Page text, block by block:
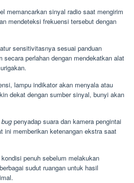
memancarkan sinyal radio saat mengirim
mendeteksi frekuensi tersebut dengan
sensitivitasnya sesuai panduan
secara perlahan dengan mendekatkan alat
lampu indikator akan menyala atau
dekat dengan sumber sinyal, bunyi akan
bug penyadap suara dan kamera pengintai
ini memberikan ketenangan ekstra saat
penuh sebelum melakukan
sudut ruangan untuk hasil